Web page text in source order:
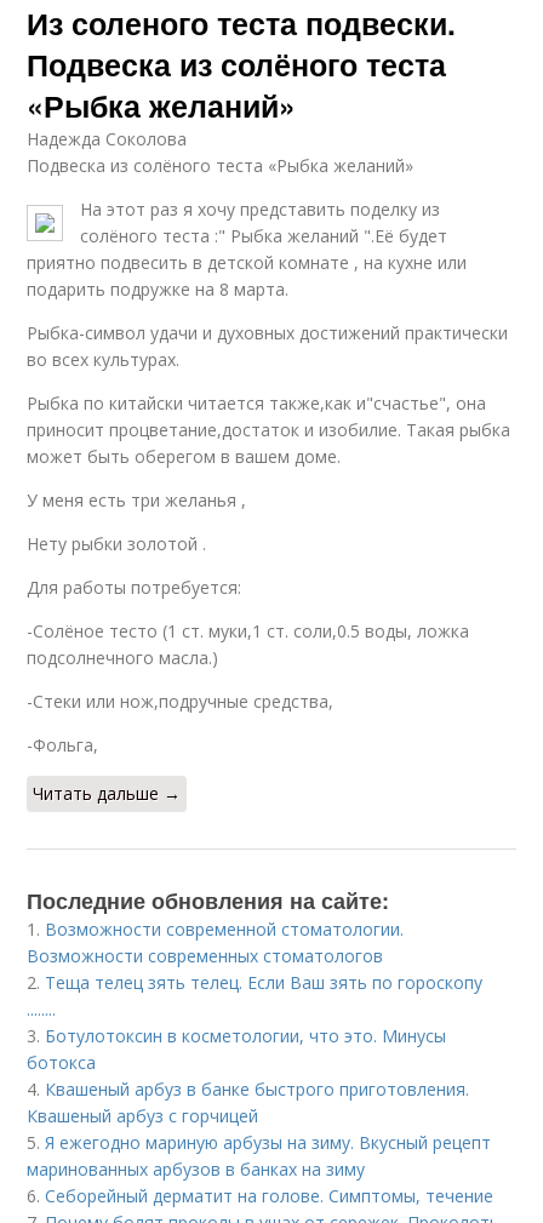
Из соленого теста подвески.
Подвеска из солёного теста
«Рыбка желаний»
Надежда Соколова
Подвеска из солёного теста «Рыбка желаний»
На этот раз я хочу представить поделку из
солёного теста :" Рыбка желаний ".Её будет
приятно подвесить в детской комнате , на кухне или
подарить подружке на 8 марта.
Рыбка-символ удачи и духовных достижений практически
во всех культурах.
Рыбка по китайски читается также,как и"счастье", она
приносит процветание,достаток и изобилие. Такая рыбка
может быть оберегом в вашем доме.
У меня есть три желанья ,
Нету рыбки золотой .
Для работы потребуется:
-Солёное тесто (1 ст. муки,1 ст. соли,0.5 воды, ложка
подсолнечного масла.)
-Стеки или нож,подручные средства,
-Фольга,
Читать дальше →
Последние обновления на сайте:
1. Возможности современной стоматологии.
Возможности современных стоматологов
2. Теща телец зять телец. Если Ваш зять по гороскопу
........
3. Ботулотоксин в косметологии, что это. Минусы
ботокса
4. Квашеный арбуз в банке быстрого приготовления.
Квашеный арбуз с горчицей
5.Я ежегодно мариную арбузы на зиму. Вкусный рецепт
маринованных арбузов в банках на зиму
6.Себорейный дерматит на голове. Cимптомы, течение